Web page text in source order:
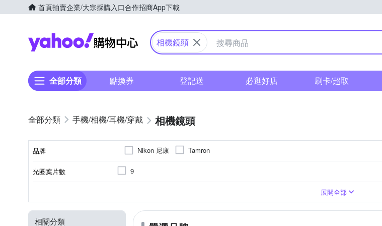
首頁拍賣企業/大宗採購入口合作招商App下載
Yahoo購物中心
相機鏡頭
全部分類 點換券 登記送 必逛好店 刷卡/超取
手機/相機/耳機/穿戴 相機鏡頭
品牌 Nikon 尼康 Tamron
光圈葉片數 9
展開全部
相關分類